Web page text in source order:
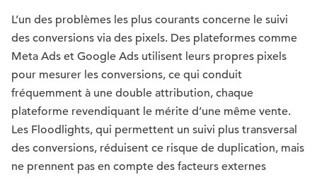
L’un des problèmes les plus courants concerne le suivi
des conversions via des pixels. Des plateformes comme
Meta Ads et Google Ads utilisent leurs propres pixels
pour mesurer les conversions, ce qui conduit
fréquemment à une double attribution, chaque
plateforme revendiquant le mérite d’une même vente.
Les Floodlights, qui permettent un suivi plus transversal
des conversions, réduisent ce risque de duplication, mais
ne prennent pas en compte des facteurs externes